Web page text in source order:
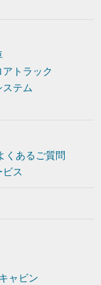
トラック
ステム
くあるご質問
ス
キャビン